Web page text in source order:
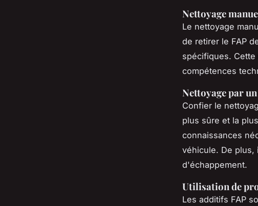
Nettoyage
Le nettoyage
de retirer le FAP
spécifiques.
compétences
Nettoyage par
Confier le
plus sûre et la
connaissances
véhicule. De plus,
d'échappement.
Utilisation de
Les additifs FAP